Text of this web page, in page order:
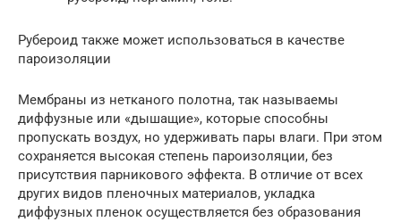
Рубероид также может использоваться в качестве
пароизоляции
Мембраны из нетканого полотна, так называемы
диффузные или «дышащие», которые способны
пропускать воздух, но удерживать пары влаги. При этом
сохраняется высокая степень пароизоляции, без
присутствия парникового эффекта. В отличие от всех
других видов пленочных материалов, укладка
диффузных пленок осуществляется без образования